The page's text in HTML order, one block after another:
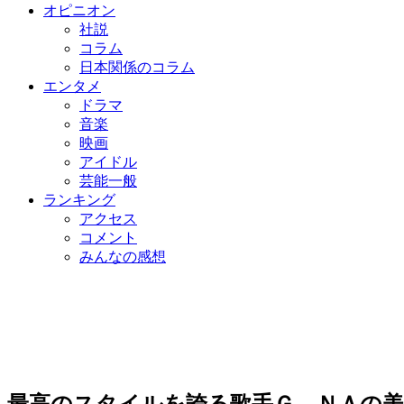
オピニオン
社説
コラム
日本関係のコラム
エンタメ
ドラマ
音楽
映画
アイドル
芸能一般
ランキング
アクセス
コメント
みんなの感想